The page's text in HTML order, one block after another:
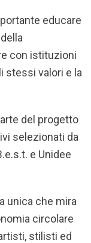
educare
con istituzioni
stessi valori e la
del progetto
selezionati da
e Unidee
unica che mira
circolare
stilisti ed